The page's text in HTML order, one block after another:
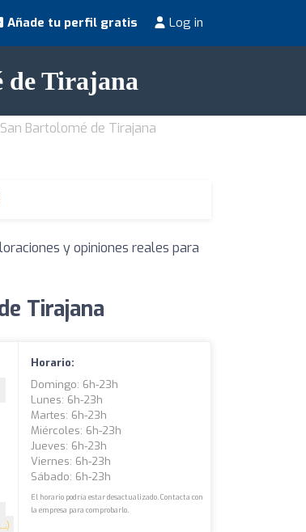
Añade tu perfil gratis Log in
de Tirajana
Bartolomé de Tirajana
y opiniones reales para
Tirajana
Horario:
Domingo: 6h-23h
Lunes: 6h-23h
Martes: 6h-23h
Miércoles: 6h-23h
Jueves: 6h-23h
Viernes: 6h-23h
Sábado: 6h-23h
El horario podría estar desactualizado. Contacta con
la empresa para comprobarlo.